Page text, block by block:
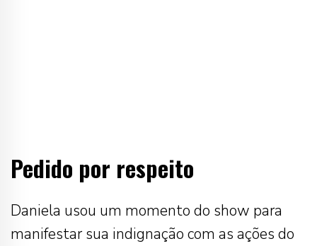
Pedido por respeito
Daniela usou um momento do show para
manifestar sua indignação com as ações do